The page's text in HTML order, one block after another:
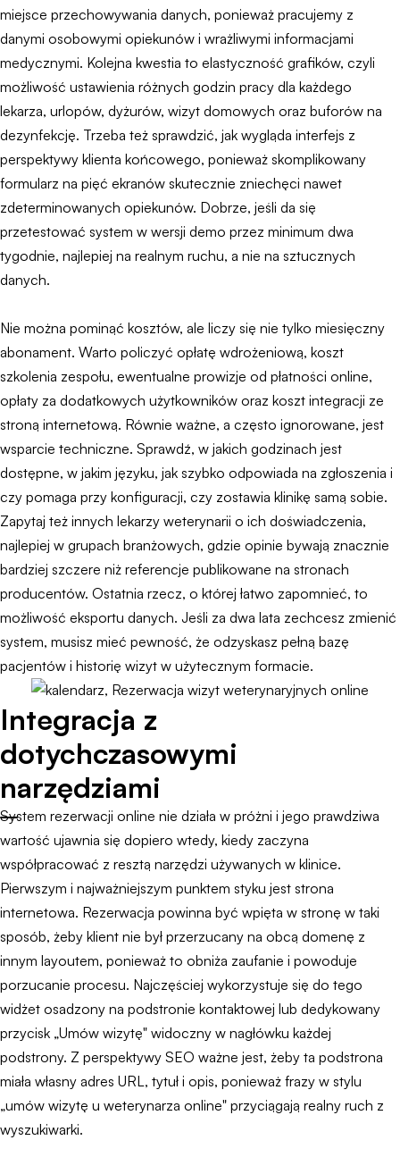
miejsce przechowywania danych, ponieważ pracujemy z
danymi osobowymi opiekunów i wrażliwymi informacjami
medycznymi. Kolejna kwestia to elastyczność grafików, czyli
możliwość ustawienia różnych godzin pracy dla każdego
lekarza, urlopów, dyżurów, wizyt domowych oraz buforów na
dezynfekcję. Trzeba też sprawdzić, jak wygląda interfejs z
perspektywy klienta końcowego, ponieważ skomplikowany
formularz na pięć ekranów skutecznie zniechęci nawet
zdeterminowanych opiekunów. Dobrze, jeśli da się
przetestować system w wersji demo przez minimum dwa
tygodnie, najlepiej na realnym ruchu, a nie na sztucznych
danych.
Nie można pominąć kosztów, ale liczy się nie tylko miesięczny
abonament. Warto policzyć opłatę wdrożeniową, koszt
szkolenia zespołu, ewentualne prowizje od płatności online,
opłaty za dodatkowych użytkowników oraz koszt integracji ze
stroną internetową. Równie ważne, a często ignorowane, jest
wsparcie techniczne. Sprawdź, w jakich godzinach jest
dostępne, w jakim języku, jak szybko odpowiada na zgłoszenia i
czy pomaga przy konfiguracji, czy zostawia klinikę samą sobie.
Zapytaj też innych lekarzy weterynarii o ich doświadczenia,
najlepiej w grupach branżowych, gdzie opinie bywają znacznie
bardziej szczere niż referencje publikowane na stronach
producentów. Ostatnia rzecz, o której łatwo zapomnieć, to
możliwość eksportu danych. Jeśli za dwa lata zechcesz zmienić
system, musisz mieć pewność, że odzyskasz pełną bazę
pacjentów i historię wizyt w użytecznym formacie.
Integracja z
dotychczasowymi
narzędziami
System rezerwacji online nie działa w próżni i jego prawdziwa
wartość ujawnia się dopiero wtedy, kiedy zaczyna
współpracować z resztą narzędzi używanych w klinice.
Pierwszym i najważniejszym punktem styku jest strona
internetowa. Rezerwacja powinna być wpięta w stronę w taki
sposób, żeby klient nie był przerzucany na obcą domenę z
innym layoutem, ponieważ to obniża zaufanie i powoduje
porzucanie procesu. Najczęściej wykorzystuje się do tego
widżet osadzony na podstronie kontaktowej lub dedykowany
przycisk „Umów wizytę" widoczny w nagłówku każdej
podstrony. Z perspektywy SEO ważne jest, żeby ta podstrona
miała własny adres URL, tytuł i opis, ponieważ frazy w stylu
„umów wizytę u weterynarza online" przyciągają realny ruch z
wyszukiwarki.